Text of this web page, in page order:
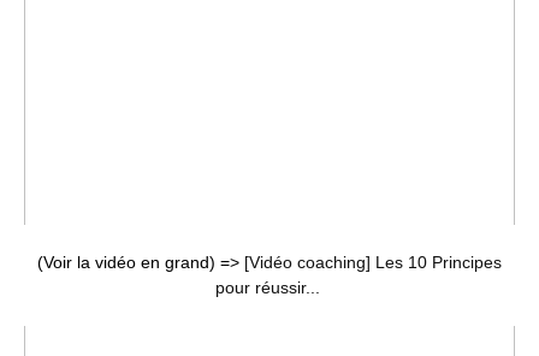
(Voir la vidéo en grand) => [Vidéo coaching] Les 10 Principes
pour réussir...